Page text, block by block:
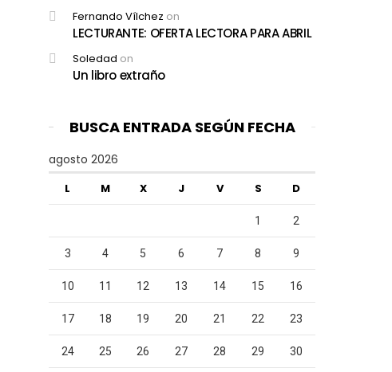
Fernando Vílchez on
LECTURANTE: OFERTA LECTORA PARA ABRIL
Soledad on
Un libro extraño
BUSCA ENTRADA SEGÚN FECHA
agosto 2026
L M X J V S D
1 2
3 4 5 6 7 8 9
10 11 12 13 14 15 16
17 18 19 20 21 22 23
24 25 26 27 28 29 30